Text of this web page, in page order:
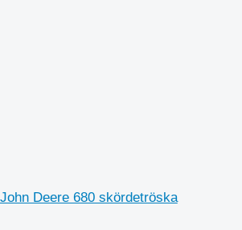
Deere 680 skördetröska